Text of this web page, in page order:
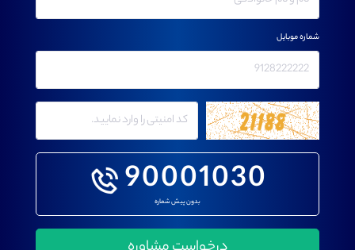
90001030
بدون پیش شماره
شماره موبایل